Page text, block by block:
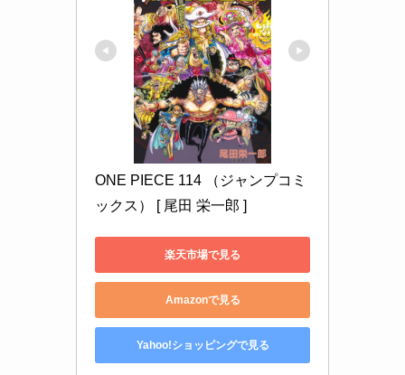
ONE PIECE 114 （ジャンプコミ
ックス） [ 尾田 栄一郎 ]
楽天市場で見る
Amazonで見る
Yahoo!ショッピングで見る